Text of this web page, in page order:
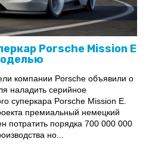
Porsche Mission E
компании Porsche объявили о
наладить серийное
суперкара Porsche Mission E.
премиальный немецкий
потратить порядка 700 000 000
но...